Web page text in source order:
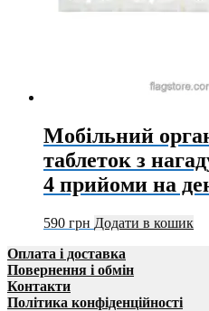
Мобільний
таблеток з
4 прийоми на
590 грн Додати в кошик
Оплата і доставка
Повернення і обмін
Контакти
Політика конфіденційності